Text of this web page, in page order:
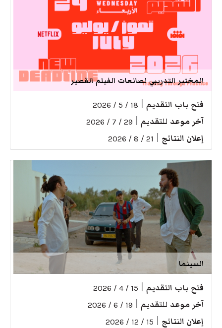
المختبر التدريبي لصانعات الفيلم القصير
فتح باب التقديم 18 / 5 / 2026
آخر موعد للتقديم 29 / 7 / 2026
إعلان النتائج 21 / 8 / 2026
السينما
فتح باب التقديم 15 / 4 / 2026
آخر موعد للتقديم 19 / 6 / 2026
إعلان النتائج 15 / 12 / 2026